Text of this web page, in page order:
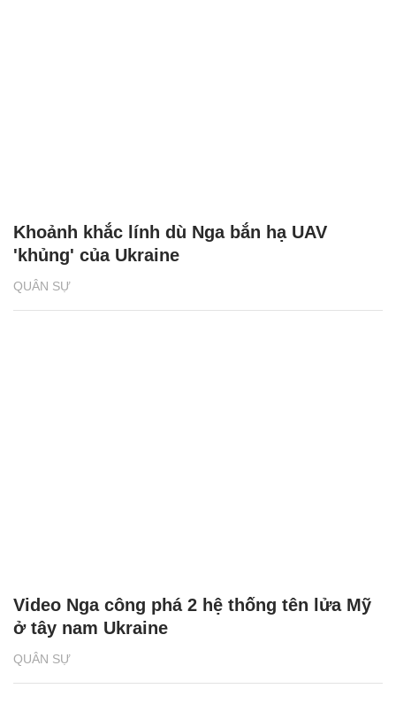
QUÂN SỰ
Khoảnh khắc lính dù Nga bắn hạ UAV
'khủng' của Ukraine
QUÂN SỰ
Video Nga công phá 2 hệ thống tên lửa Mỹ
ở tây nam Ukraine